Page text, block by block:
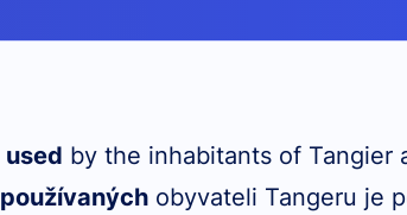
used by the inhabitants of Tangier
používaných obyvateli Tangeru je